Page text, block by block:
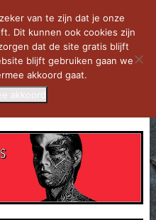
van te zijn dat je onze
Dit kunnen ook cookies zijn
dat de site gratis blijft
blijft gebruiken gaan we
akkoord gaat.
akkoord